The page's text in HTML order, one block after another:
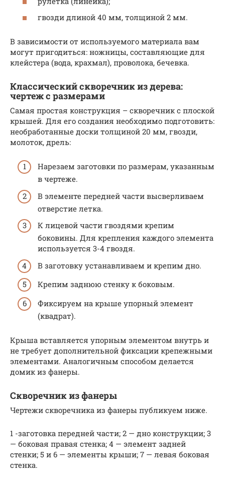
гвозди длиной 40 мм, толщиной 2 мм.
В зависимости от используемого материала вам
могут пригодиться: ножницы, составляющие для
клейстера (вода, крахмал), проволока, бечевка.
Классический скворечник из дерева:
чертеж с размерами
Самая простая конструкция – скворечник с плоской
крышей. Для его создания необходимо подготовить:
необработанные доски толщиной 20 мм, гвозди,
молоток, дрель:
Нарезаем заготовки по размерам, указанным
в чертеже.
В элементе передней части высверливаем
отверстие летка.
К лицевой части гвоздями крепим
боковины. Для крепления каждого элемента
используется 3-4 гвоздя.
В заготовку устанавливаем и крепим дно.
Крепим заднюю стенку к боковым.
Фиксируем на крыше упорный элемент
(квадрат).
Крыша вставляется упорным элементом внутрь и
не требует дополнительной фиксации крепежными
элементами. Аналогичным способом делается
домик из фанеры.
Скворечник из фанеры
Чертежи скворечника из фанеры публикуем ниже.
1 -заготовка передней части; 2 — дно конструкции; 3
— боковая правая стенка; 4 — элемент задней
стенки; 5 и 6 — элементы крыши; 7 — левая боковая
стенка.